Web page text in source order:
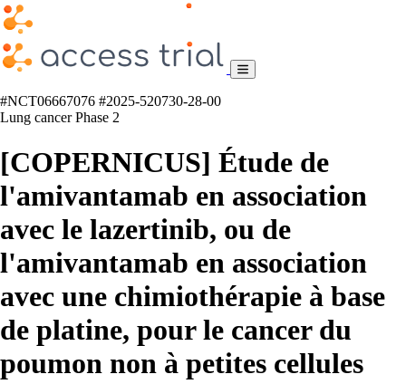
#NCT06667076 #2025-520730-28-00
Lung cancerPhase 2
[COPERNICUS] Étude de
l'amivantamab en association
avec le lazertinib, ou de
l'amivantamab en association
avec une chimiothérapie à base
de platine, pour le cancer du
poumon non à petites cellules